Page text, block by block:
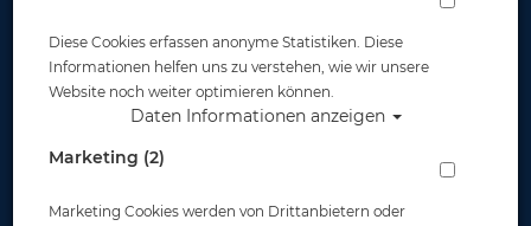
Diese Cookies erfassen anonyme Statistiken. Diese
Informationen helfen uns zu verstehen, wie wir unsere
Website noch weiter optimieren können.
Daten Informationen anzeigen
Marketing (2)
Marketing Cookies werden von Drittanbietern oder